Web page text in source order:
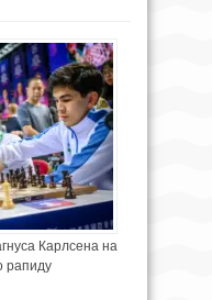
Карлсена на
рапиду